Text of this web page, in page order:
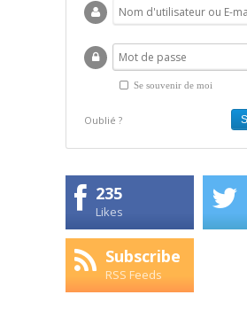
Se souvenir de moi
Oublié ?
235
Likes
Subscribe
RSS Feeds